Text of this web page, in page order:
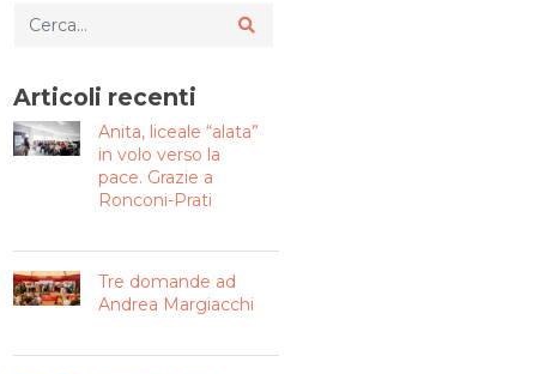
Articoli recenti
Anita, liceale “alata”
in volo verso la
pace. Grazie a
Ronconi-Prati
Tre domande ad
Andrea Margiacchi